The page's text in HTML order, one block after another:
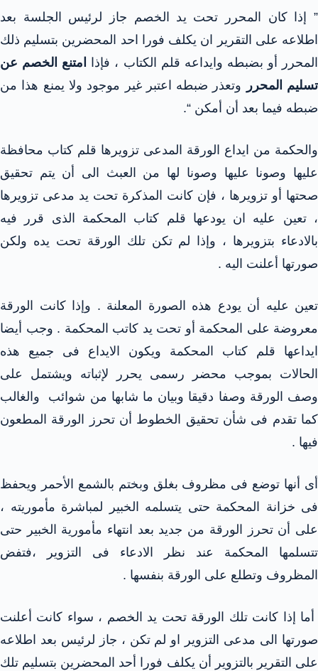
” إذا كان المحرر تحت يد الخصم جاز لرئيس الجلسة بعد
اطلاعه على التقرير ان يكلف فورا احد المحضرين بتسليم ذلك
المحرر أو بضبطه وايداعه قلم الكتاب ، فإذا
امتنع الخصم عن
تسليم المحرر
وتعذر ضبطه اعتبر غير موجود ولا يمنع هذا من
ضبطه فيما بعد أن أمكن “.
والحكمة من ايداع الورقة المدعى تزويرها قلم كتاب محافظة
عليها وصونا عليها وصونا لها من العبث الى أن يتم تحقيق
صحتها أو تزويرها ، فإن كانت المذكرة تحت يد مدعى تزويرها
، تعين عليه ان يودعها قلم كتاب المحكمة الذى قرر فيه
بالادعاء بتزويرها ، وإذا لم تكن تلك الورقة تحت يده ولكن
صورتها أعلنت اليه .
تعين عليه أن يودع هذه الصورة المعلنة . وإذا كانت الورقة
معروضة على المحكمة أو تحت يد كاتب المحكمة . وجب أيضا
ايداعها قلم كتاب المحكمة ويكون الايداع فى جميع هذه
الحالات بموجب محضر رسمى يحرر لإثباته ويشتمل على
وصف الورقة وصفا دقيقا وبيان ما شابها من شوائب والغالب
كما تقدم فى شأن تحقيق الخطوط أن تحرز الورقة المطعون
فيها .
أى أنها توضع فى مظروف بغلق وبختم بالشمع الأحمر ويحفظ
فى خزانة المحكمة حتى يتسلمه الخبير لمباشرة مأموريته ،
على أن تحرز الورقة من جديد بعد انتهاء مأمورية الخبير حتى
تتسلمها المحكمة عند نظر الادعاء فى التزوير ،فتفض
المظروف وتطلع على الورقة بنفسها .
أما إذا كانت تلك الورقة تحت يد الخصم ، سواء كانت أعلنت
صورتها الى مدعى التزوير او لم تكن ، جاز لرئيس بعد اطلاعه
على التقرير بالتزوير أن يكلف فورا أحد المحضرين بتسليم تلك